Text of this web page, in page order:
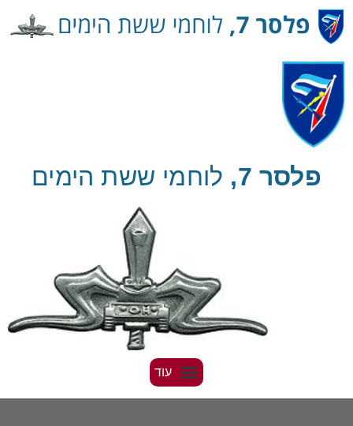
Skip
to
Content
פלסר 7, לוחמי ששת הימים